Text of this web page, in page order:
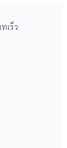
เร็ว